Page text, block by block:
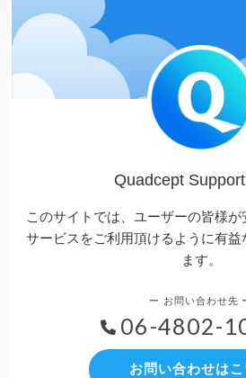
Quadcept
このサイトでは、ユーザーの皆様
サービスをご利用頂けるように有益
ます。
06-4802-
お問い合わせはこ